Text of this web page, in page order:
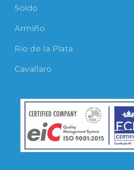
Soldo
Armiño
Rio de la Plata
Cavallaro